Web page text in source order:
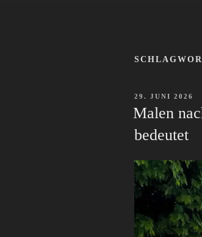
29. JUNI 2026
Malen
bedeutet